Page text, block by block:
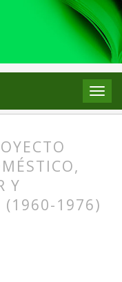
del ecologismo,
Y
(1960-1976)